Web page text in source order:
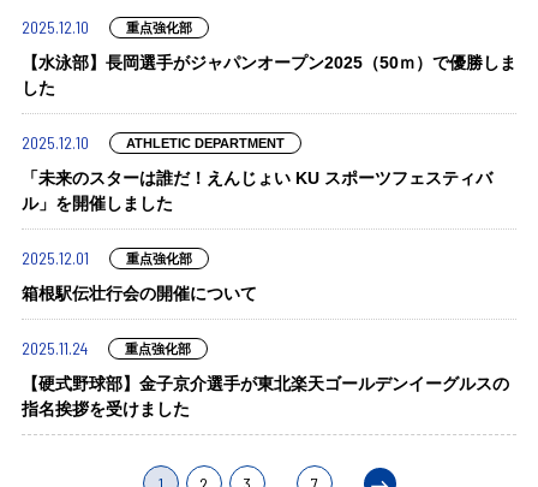
2025.12.10 重点強化部
【水泳部】長岡選手がジャパンオープン2025（50ｍ）で優勝しま
した
2025.12.10 ATHLETIC DEPARTMENT
「未来のスターは誰だ！えんじょい KU スポーツフェスティバ
ル」を開催しました
2025.12.01 重点強化部
箱根駅伝壮行会の開催について
2025.11.24 重点強化部
【硬式野球部】金子京介選手が東北楽天ゴールデンイーグルスの
指名挨拶を受けました